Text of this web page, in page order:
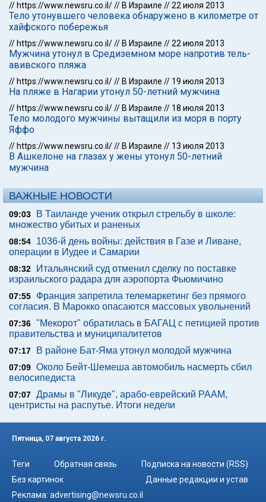
// https://www.newsru.co.il/// В Израиле //22 июля 2013
Тело утонувшего человека обнаружено в километре от
хайфского побережья
// https://www.newsru.co.il/// В Израиле //22 июля 2013
Мужчина утонул в Средиземном море напротив тель-
авивского пляжа
// https://www.newsru.co.il/// В Израиле // 19 июля 2013
На пляже в Нагарии утонул 50-летний мужчина
// https://www.newsru.co.il/// В Израиле // 18 июля 2013
Тело молодого мужчины вытащили из моря в порту
Яффо
// https://www.newsru.co.il/// В Израиле // 13 июля 2013
В Ашкелоне на глазах у жены утонул 50-летний
мужчина
ВАЖНЫЕ НОВОСТИ
09:03
В Таиланде ученик открыл стрельбу в школе:
множество убитых и раненых
08:54
1036-й день войны: действия в Газе и Ливане,
операции в Иудее и Самарии
08:32
Итальянский суд отменил сделку по поставке
израильского радара для аэропорта Фьюмичино
07:55
Франция запретила телемаркетинг без прямого
согласия. В Марокко опасаются массовых увольнений
07:36 "Мекорот" обратилась в БАГАЦ с петицией против
правительства и муниципалитетов
07:17 В районе Бат-Яма утонул молодой мужчина
07:09 Около Бейт-Шемеша автомобиль насмерть сбил
велосипедиста
07:07 Драмы в "Ликуде", арабо-еврейский РААМ,
центристы на распутье. Итоги недели
Пятница, 07 августа 2026 г.
Теги Обратная связь
Подписка на новости (RSS)
Без картинок
Данные редакции и устав
Реклама: advertising@newsru.co.il